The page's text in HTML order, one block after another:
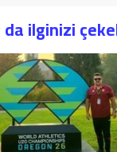
ilginizi